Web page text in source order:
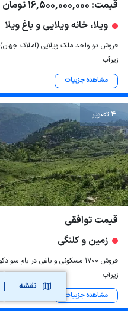
نقشه
قیمت: 16,500,000,000 تومان
ویلا، خانه ویلایی و باغ ویلا
فروش دو واحد ملک ویلایی (املاک جهان)
زیرآب
مشاهده جزییات
4 تصویر
قیمت توافقی
زمین و کلنگی
فروش ۱۷۰۰ مسکونی و باغی در بام سوادکوه
زیرآب
مشاهده جزییات